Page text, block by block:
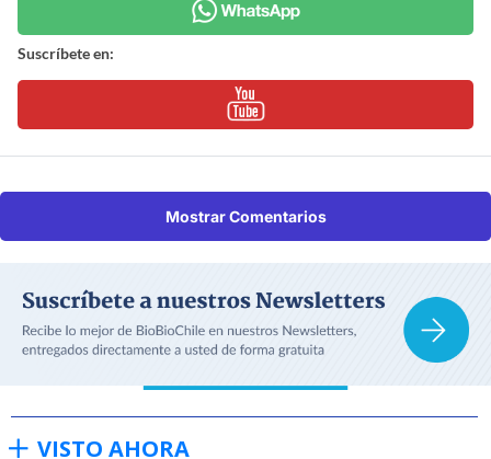
Suscríbete en:
Mostrar Comentarios
VISTO AHORA